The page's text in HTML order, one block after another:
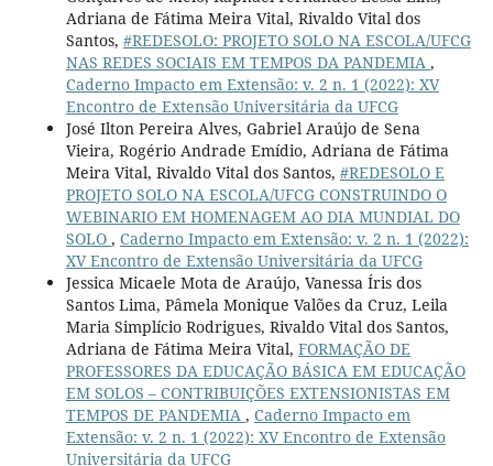
Adriana de Fátima Meira Vital, Rivaldo Vital dos
Santos, #REDESOLO: PROJETO SOLO NA ESCOLA/UFCG
NAS REDES SOCIAIS EM TEMPOS DA PANDEMIA ,
Caderno Impacto em Extensão: v. 2 n. 1 (2022): XV
Encontro de Extensão Universitária da UFCG
José Ilton Pereira Alves, Gabriel Araújo de Sena
Vieira, Rogério Andrade Emídio, Adriana de Fátima
Meira Vital, Rivaldo Vital dos Santos, #REDESOLO E
PROJETO SOLO NA ESCOLA/UFCG CONSTRUINDO O
WEBINARIO EM HOMENAGEM AO DIA MUNDIAL DO
SOLO , Caderno Impacto em Extensão: v. 2 n. 1 (2022):
XV Encontro de Extensão Universitária da UFCG
Jessica Micaele Mota de Araújo, Vanessa Íris dos
Santos Lima, Pâmela Monique Valões da Cruz, Leila
Maria Simplício Rodrigues, Rivaldo Vital dos Santos,
Adriana de Fátima Meira Vital, FORMAÇÃO DE
PROFESSORES DA EDUCAÇÃO BÁSICA EM EDUCAÇÃO
EM SOLOS – CONTRIBUIÇÕES EXTENSIONISTAS EM
TEMPOS DE PANDEMIA , Caderno Impacto em
Extensão: v. 2 n. 1 (2022): XV Encontro de Extensão
Universitária da UFCG